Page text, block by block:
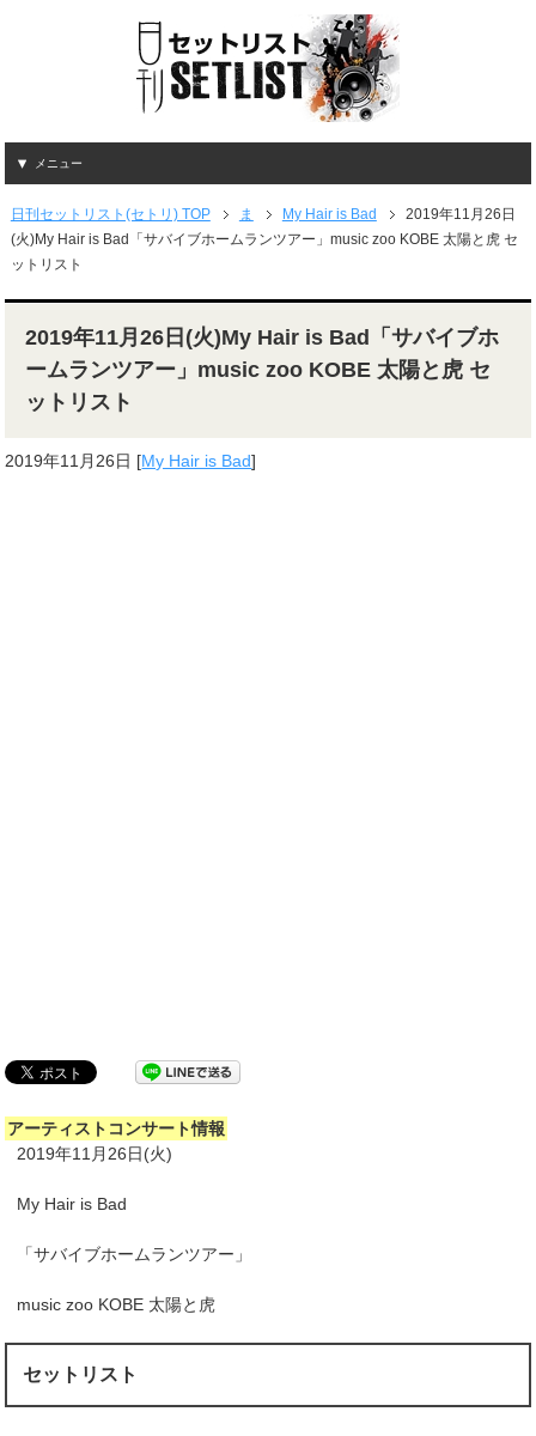
メニュー
日刊セットリスト(セトリ) TOP ま My Hair is Bad
2019年11月26日
(火)My Hair is Bad「サバイブホームランツアー」music zoo KOBE 太陽と虎 セ
ットリスト
2019年11月26日(火)My Hair is Bad「サバイブホ
ームランツアー」music zoo KOBE 太陽と虎 セ
ットリスト
2019年11月26日 [My Hair is Bad]
アーティストコンサート情報
2019年11月26日(火)
My Hair is Bad
「サバイブホームランツアー」
music zoo KOBE 太陽と虎
セットリスト